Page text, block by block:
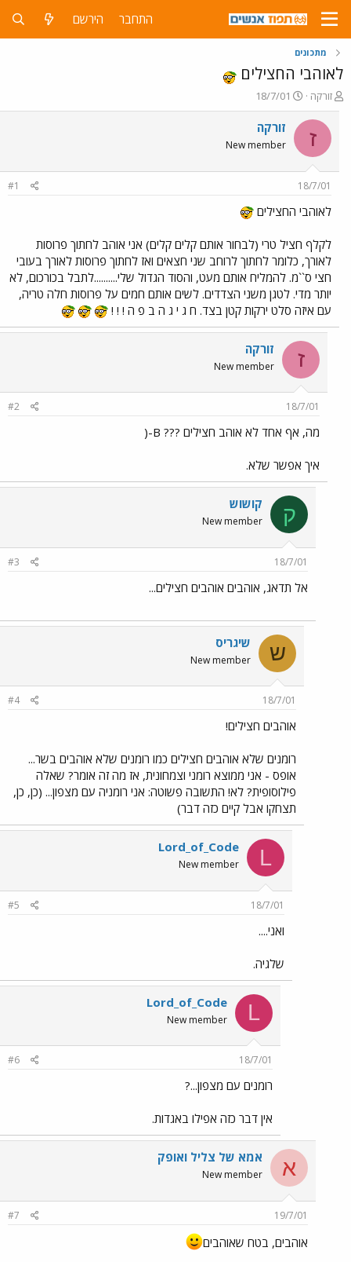
התחבר הירשם
מתכונים
לאוהבי החצילים
פ
ו
ת
ח
ה
ש
א
זורקה
פ
ו
ר
18/7/01
ז זורקה
New member
18/7/01
#1
לאוהבי החצילים
לקלף חציל טרי (לבחור אותם קלים קלים) אני אוהב לחתוך פרוסות
לאורך, כלומר לחתוך לרוחב שני חצאים ואז לחתוך פרוסות לאורך בעובי
חצי ס``מ. להמליח אותם מעט, והסוד הגדול שלי..........לתבל בכורכום, לא
יותר מדי. לטגן משני הצדדים. לשים אותם חמים על פרוסות חלה טריה,
עם איזה סלט ירקות קטן בצד. ח ג י ג ה ב פ ה ! ! !
ז זורקה
New member
18/7/01
#2
מה, אף אחד לא אוהב חצילים ??? B-(
איך אפשר שלא.
ק קושוש
New member
18/7/01
#3
אל תדאג, אוהבים אוהבים חצילים...
ש שיגריס
New member
18/7/01
#4
אוהבים חצילים!
רומנים שלא אוהבים חצילים כמו רומנים שלא אוהבים בשר...
אופס - אני ממוצא רומני וצמחונית, אז מה זה אומר? שאלה
פילוסופית? לא! התשובה פשוטה: אני רומניה עם מצפון... (כן, כן,
תצחקו אבל קיים כזה דבר)
L
Lord_of_Code
New member
18/7/01
#5
ואני....
שלגיה.
L
Lord_of_Code
New member
18/7/01
#6
רומנים עם מצפון...?
אין דבר כזה אפילו באגדות.
א אמא של צליל ואופק
New member
19/7/01
#7
אוהבים, בטח שאוהבים